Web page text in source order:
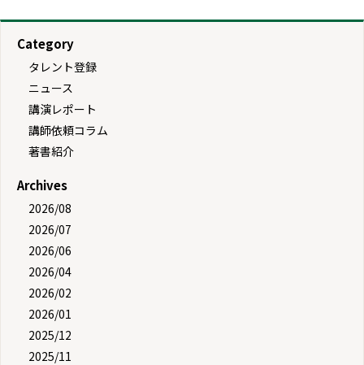
Category
タレント登録
ニュース
講演レポート
講師依頼コラム
著書紹介
Archives
2026/08
2026/07
2026/06
2026/04
2026/02
2026/01
2025/12
2025/11